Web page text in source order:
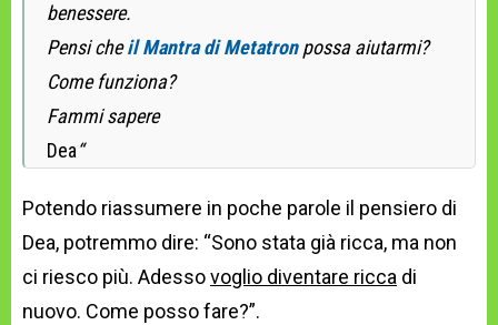
benessere.
Pensi cheil Mantra di Metatronpossa aiutarmi?
Come funziona?
Fammi sapere
Dea“
Potendo riassumere in poche parole il pensiero di
Dea, potremmo dire: “Sono stata già ricca, ma non
ci riesco più. Adessovoglio diventare ricca di
nuovo. Come posso fare?”.